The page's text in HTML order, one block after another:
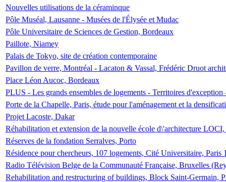
Nouvelles utilisations de la céraminque
Pôle Muséal, Lausanne - Musées de l'Élysée et Mudac
Pôle Universitaire de Sciences de Gestion, Bordeaux
Paillote, Niamey
Palais de Tokyo, site de création contemporaine
Pavillon de verre, Montréal - Lacaton & Vassal, Frédéric Druot
Place Léon Aucoc, Bordeaux
PLUS - Les grands ensembles de logements - Territoires
Porte de la Chapelle, Paris, étude pour l'aménagement et la
Projet Lacoste, Dakar
Réhabilitation et extension de la nouvelle école d\'architecture
Réserves de la fondation Serralves, Porto
Résidence pour chercheurs, 107 logements, Cité Universitaire, Paris
Radio Télévision Belge de la Communauté Française, Bruxelles
Rehabilitation and restructuring of buildings, Block Saint-Germain,